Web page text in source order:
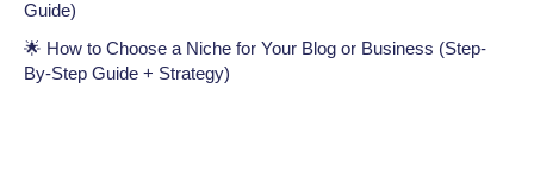
Guide)
🌟 How to Choose a Niche for Your Blog or Business (Step-
By-Step Guide + Strategy)